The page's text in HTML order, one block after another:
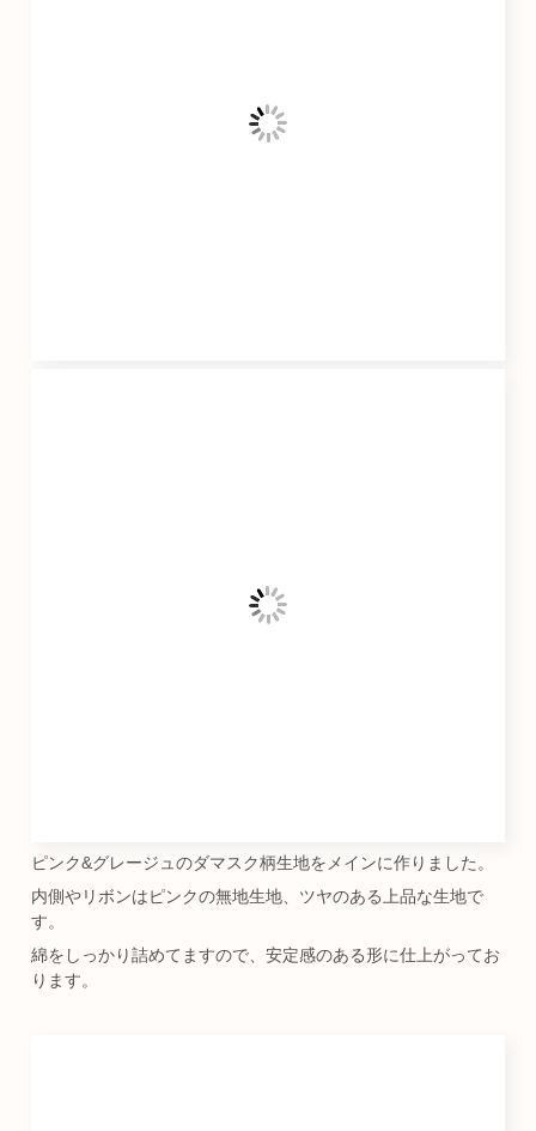
ピンク&グレージュのダマスク柄生地をメインに作りました。
内側やリボンはピンクの無地生地、ツヤのある上品な生地で
す。
綿をしっかり詰めてますので、安定感のある形に仕上がってお
ります。